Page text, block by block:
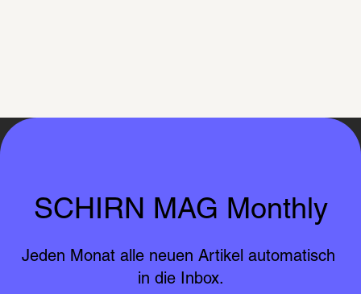
SCHIRN MAG Monthly
Jeden Monat alle neuen Artikel automatisch
in die Inbox.